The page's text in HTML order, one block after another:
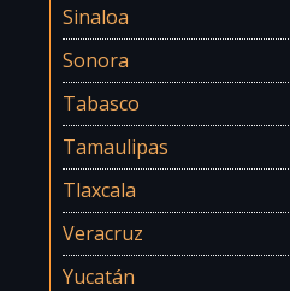
Sinaloa
Sonora
Tabasco
Tamaulipas
Tlaxcala
Veracruz
Yucatán